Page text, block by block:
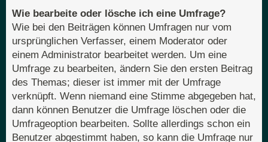
Wie bearbeite oder lösche ich eine Umfrage?
Wie bei den Beiträgen können Umfragen nur vom
ursprünglichen Verfasser, einem Moderator oder
einem Administrator bearbeitet werden. Um eine
Umfrage zu bearbeiten, ändern Sie den ersten Beitrag
des Themas; dieser ist immer mit der Umfrage
verknüpft. Wenn niemand eine Stimme abgegeben hat,
dann können Benutzer die Umfrage löschen oder die
Umfrageoption bearbeiten. Sollte allerdings schon ein
Benutzer abgestimmt haben, so kann die Umfrage nur